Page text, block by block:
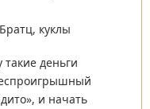
деньги
и начать